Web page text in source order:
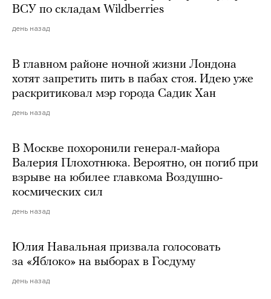
ВСУ по складам Wildberries
день назад
В главном районе ночной жизни Лондона
хотят запретить пить в пабах стоя. Идею уже
раскритиковал мэр города Садик Хан
день назад
В Москве похоронили генерал-майора
Валерия Плохотнюка. Вероятно, он погиб при
взрыве на юбилее главкома Воздушно-
космических сил
день назад
Юлия Навальная призвала голосовать
за «Яблоко» на выборах в Госдуму
день назад